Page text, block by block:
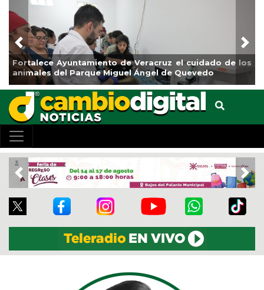
Fortalece Ayuntamiento de Veracruz el cuidado de los
animales del Parque Miguel Ángel de Quevedo
Previous
Previous